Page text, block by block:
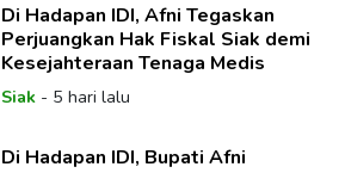
Di Hadapan IDI, Afni Tegaskan
Perjuangkan Hak Fiskal Siak demi
Kesejahteraan Tenaga Medis
Siak- 5 hari lalu
Di Hadapan IDI, Bupati Afni